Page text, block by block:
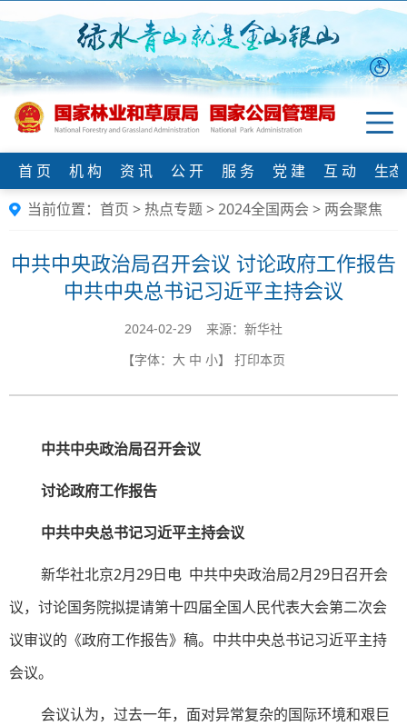
首 页 机 构 资 讯 公 开 服 务 党 建 互 动
生
当前位置： 首页 > 热点专题>2024全国两会 > 两会聚焦
中共中央政治局召开会议 讨论政府工作报告
中共中央总书记习近平主持会议
2024-02-29 来源：新华社
【字体： 大 中 小】 打印本页
中共中央政治局召开会议
讨论政府工作报告
中共中央总书记习近平主持会议
新华社北京2月29日电 中共中央政治局2月29日召开会
议，讨论国务院拟提请第十四届全国人民代表大会第二次会
议审议的《政府工作报告》稿。中共中央总书记习近平主持
会议。
会议认为，过去一年，面对异常复杂的国际环境和艰巨